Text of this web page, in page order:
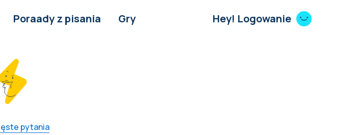
Poraady z pisania Gry Hey! Logowanie
pytania